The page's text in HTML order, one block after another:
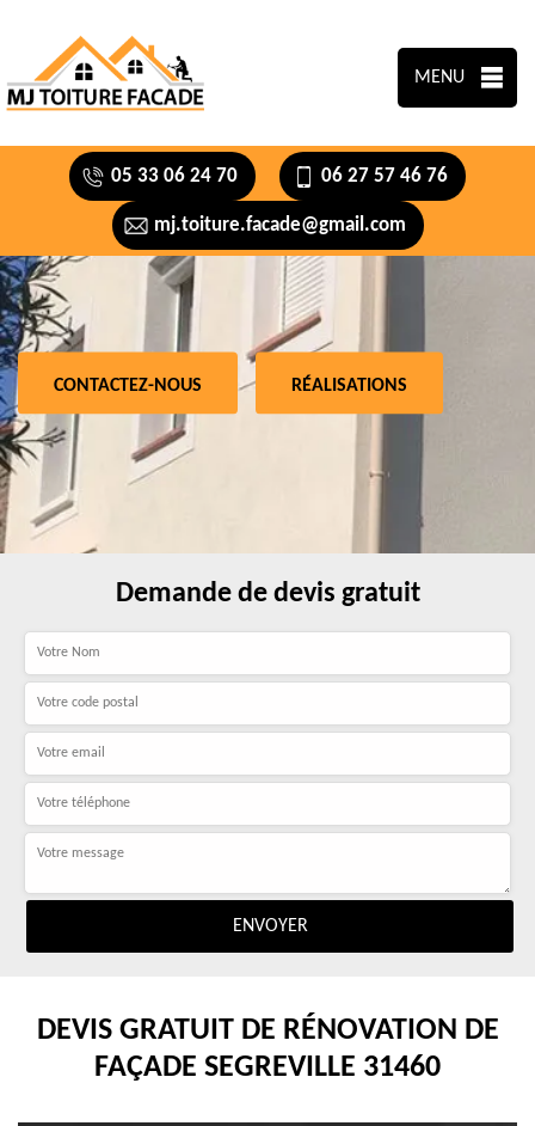
MENU
05 33 06 24 70 06 27 57 46 76
mj.toiture.facade@gmail.com
CONTACTEZ-NOUS RÉALISATIONS
Demande de devis gratuit
DEVIS GRATUIT DE RÉNOVATION DE
FAÇADE SEGREVILLE 31460